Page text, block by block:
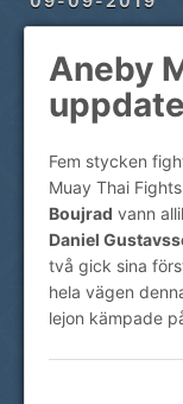
Aneby
Fem stycken
Muay Thai
Boujrad vann
Daniel
två gick sina
hela vägen
lejon kämpade